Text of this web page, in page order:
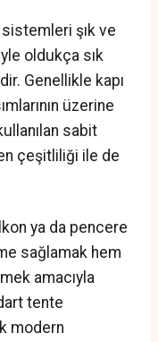
sistemleri şık ve
oldukça sık
Genellikle kapı
üzerine
sabit
çeşitliliği ile de
ya da pencere
sağlamak hem
amacıyla
tente
modern